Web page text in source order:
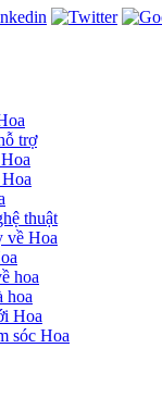
trợ
thuật
về Hoa
hoa
hoa
Hoa
sóc Hoa